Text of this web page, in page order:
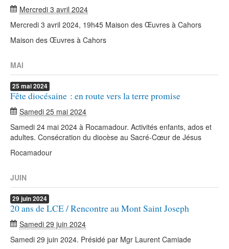
Mercredi 3 avril 2024
Mercredi 3 avril 2024, 19h45 Maison des Œuvres à Cahors
Maison des Œuvres à Cahors
MAI
25 mai2024
Fête diocésaine : en route vers la terre promise
Samedi 25 mai 2024
Samedi 24 mai 2024 à Rocamadour. Activités enfants, ados et
adultes. Consécration du diocèse au Sacré-Cœur de Jésus
Rocamadour
JUIN
29 juin2024
20 ans de LCE / Rencontre au Mont Saint Joseph
Samedi 29 juin 2024
Samedi 29 juin 2024. Présidé par Mgr Laurent Camiade